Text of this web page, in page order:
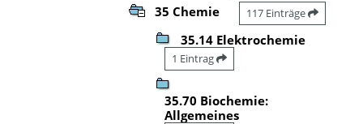
35 Chemie 117 Einträge
35.14 Elektrochemie
1 Eintrag
35.70 Biochemie:
Allgemeines